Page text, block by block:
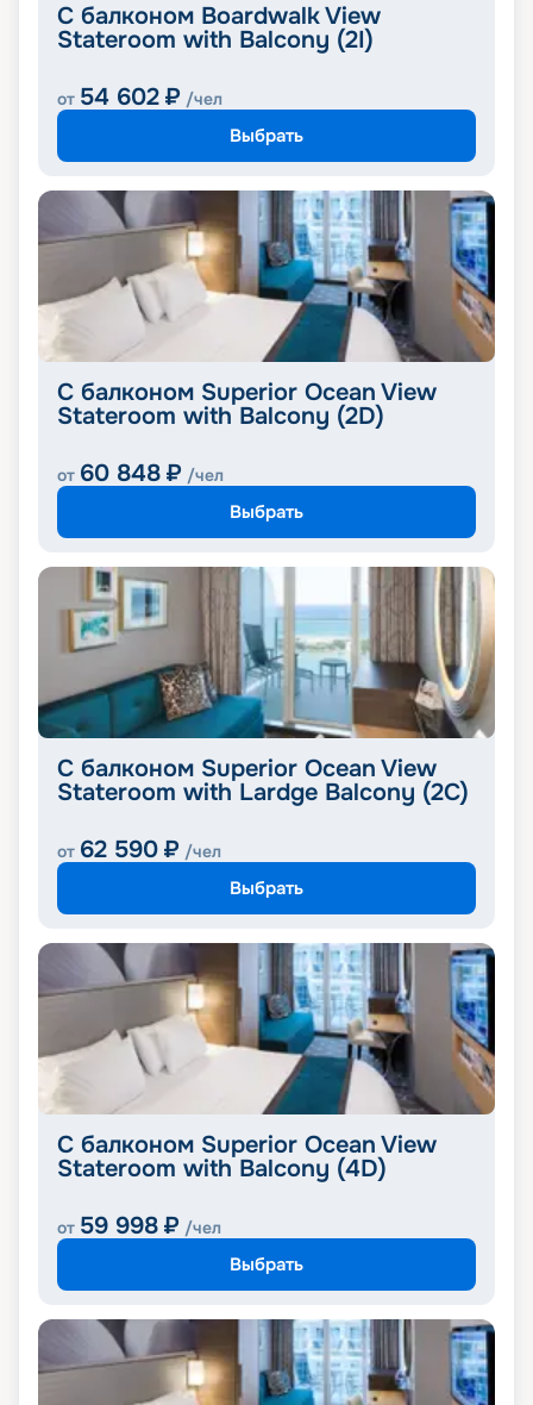
С балконом Boardwalk View
Stateroom with Balcony (2I)
от 54 602 ₽ /чел
Выбрать
С балконом Superior Ocean View
Stateroom with Balcony (2D)
от 60 848 ₽ /чел
Выбрать
С балконом Superior Ocean View
Stateroom with Lardge Balcony (2C)
от 62 590 ₽ /чел
Выбрать
С балконом Superior Ocean View
Stateroom with Balcony (4D)
от 59 998 ₽ /чел
Выбрать